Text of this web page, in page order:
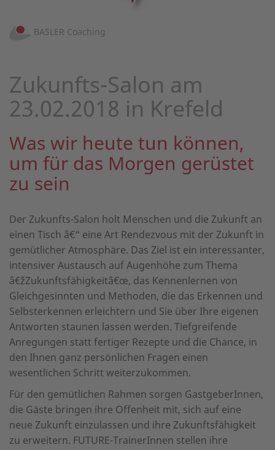
BASLER Coaching
Zukunfts-Salon am
23.02.2018 in Krefeld
Was wir heute tun können,
um für das Morgen gerüstet
zu sein
Der Zukunfts-Salon holt Menschen und die Zukunft an
einen Tisch â€“ eine Art Rendezvous mit der Zukunft in
gemütlicher Atmosphäre. Das Ziel ist ein interessanter,
intensiver Austausch auf Augenhöhe zum Thema
â€žZukunftsfähigkeitâ€œ, das Kennenlernen von
Gleichgesinnten und Methoden, die das Erkennen und
Selbsterkennen erleichtern und Sie über Ihre eigenen
Antworten staunen lassen werden. Tiefgreifende
Anregungen statt fertiger Rezepte und die Chance, in
den Ihnen ganz persönlichen Fragen einen
wesentlichen Schritt weiterzukommen.
Für den gemütlichen Rahmen sorgen GastgeberInnen,
die Gäste bringen ihre Offenheit mit, sich auf eine
neue Zukunft einzulassen und ihre Zukunftsfähigkeit
zu erweitern. FUTURE-TrainerInnen stellen ihre